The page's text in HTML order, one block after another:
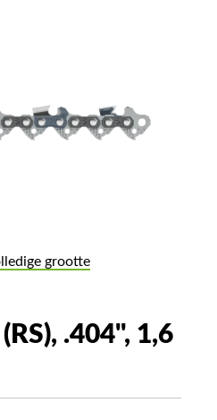
grootte
.404", 1,6